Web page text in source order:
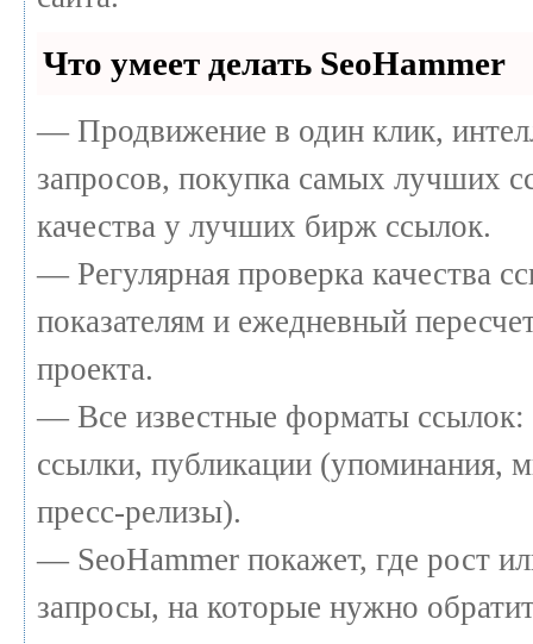
Что умеет делать SeoHammer
— Продвижение в один клик,
запросов, покупка самых лучших
качества у лучших бирж ссылок.
— Регулярная проверка качества
показателям и ежедневный
проекта.
— Все известные форматы ссылок:
ссылки, публикации (упоминания,
пресс-релизы).
— SeoHammer покажет, где рост
запросы, на которые нужно